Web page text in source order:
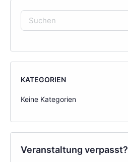
SUCHEN
NACH:
KATEGORIEN
Keine Kategorien
Veranstaltung verpasst?